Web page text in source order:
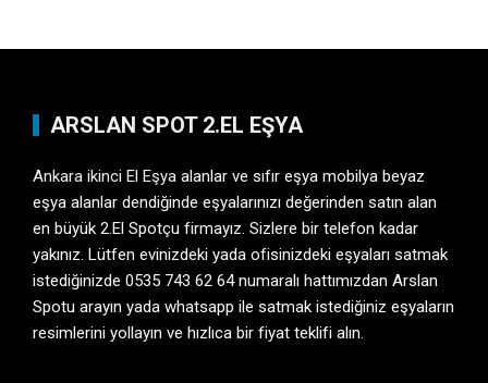
ARSLAN SPOT 2.EL EŞYA
Ankara ikinci El Eşya alanlar ve sıfır eşya mobilya beyaz
eşya alanlar dendiğinde eşyalarınızı değerinden satın alan
en büyük 2.El Spotçu firmayız. Sizlere bir telefon kadar
yakınız. Lütfen evinizdeki yada ofisinizdeki eşyaları satmak
istediğinizde 0535 743 62 64 numaralı hattımızdan Arslan
Spotu arayın yada whatsapp ile satmak istediğiniz eşyaların
resimlerini yollayın ve hızlıca bir fiyat teklifi alın.